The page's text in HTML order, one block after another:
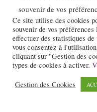
souvenir de vos
Ce site utilise des cookies
souvenir de vos
effectuer des statistiques
vous consentez à
cliquant sur "Gestion des
types de cookies à activer.
Gestion des Cookies